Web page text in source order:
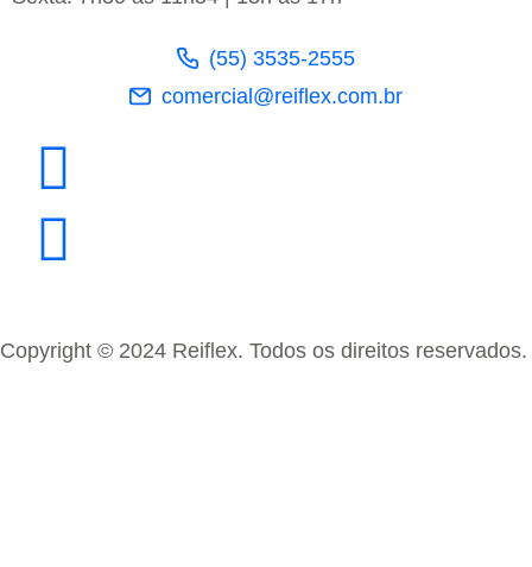
(55) 3535-2555
comercial@reiflex.com.br
Copyright © 2024 Reiflex. Todos os direitos reservados.